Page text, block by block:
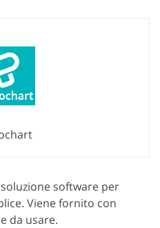
software per
Viene fornito con
da usare.